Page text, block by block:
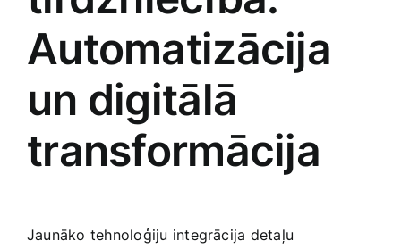
Automatizācija⁣
un​ digitālā
transformācija
Jaunāko tehnoloģiju‌ integrācija detaļu